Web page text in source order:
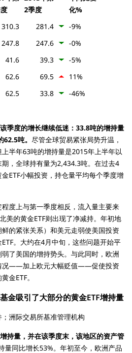
2季度
化%
310.3 281.4
-9%
247.8 247.6
-0%
41.6 39.3
-5%
62.6 69.5
11%
62.5 33.8 -46%
季度的增长继续低迷：33.8吨的增持量
吨。 尽管全球贸易紧张局势升温，
半年63吨的增持量是2015年上半年以
，全球持有量为2,434.3吨。在过去4
ETF小幅投资，持仓量平均每个季度增
度上与第一季度相反，流入量主要来
美的黄金ETF则出现了净减持。年初地
的紧张关系）和美元走弱使美国投资
。大约在4月中旬，这些问题开始平
了美国的增持势头。与此同时，欧洲
况——加上欧元大幅贬值——促使投资
金ETF。
金吸引了大部分的黄金ETF增持量
洲际交易所基准管理机构
持量，并在该季度末，该地区的资产管
量同比增长53%。年初至今，欧洲产品